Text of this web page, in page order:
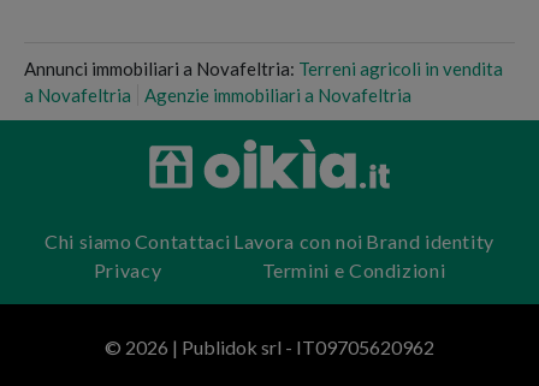
Annunci immobiliari a Novafeltria: Terreni agricoli in vendita
a Novafeltria
Agenzie immobiliari a Novafeltria
Chi siamo Contattaci Lavora con noi Brand identity
Privacy
Termini e Condizioni
© 2026 | Publidok srl - IT09705620962